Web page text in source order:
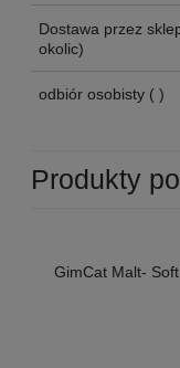
Dostawa przez
okolic)
odbiór osobisty ( )
Produkty
GimCat Malt-